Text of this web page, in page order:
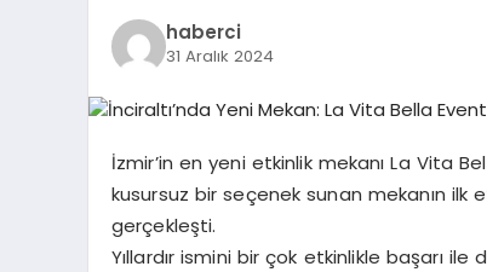
haberci
31 Aralık 2024
İzmir’in en yeni etkinlik mekanı La Vita
kusursuz bir seçenek sunan mekanın
gerçekleşti.
Yıllardır ismini bir çok etkinlikle başarı